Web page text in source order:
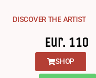
DISCOVER THE ARTIST
Eur. 110
SHOP